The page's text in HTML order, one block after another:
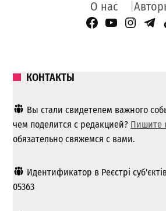
О нас
Facebook Page
YouTube
КОНТАКТЫ
Вы стали свидетелем важного
чем поделится с редакцией? Пишите
обязательно свяжемся с вами.
Идентификатор в Реєстрі
05363